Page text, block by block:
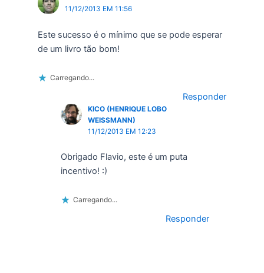
11/12/2013 EM 11:56
Este sucesso é o mínimo que se pode esperar
de um livro tão bom!
Carregando...
Responder
KICO (HENRIQUE LOBO
WEISSMANN)
11/12/2013 EM 12:23
Obrigado Flavio, este é um puta
incentivo! :)
Carregando...
Responder